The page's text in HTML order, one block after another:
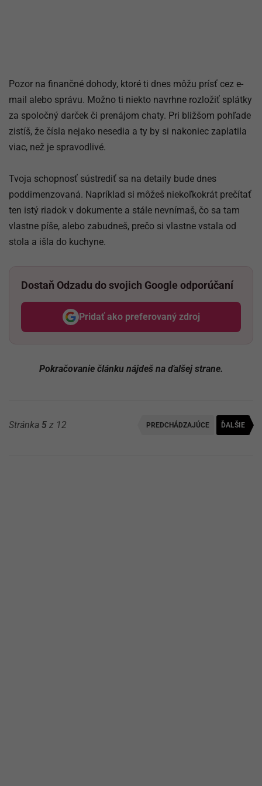
Pozor na finančné dohody, ktoré ti dnes môžu prísť cez e-
mail alebo správu. Možno ti niekto navrhne rozložiť splátky
za spoločný darček či prenájom chaty. Pri bližšom pohľade
zistíš, že čísla nejako nesedia a ty by si nakoniec zaplatila
viac, než je spravodlivé.
Tvoja schopnosť sústrediť sa na detaily bude dnes
poddimenzovaná. Napríklad si môžeš niekoľkokrát prečítať
ten istý riadok v dokumente a stále nevnímaš, čo sa tam
vlastne píše, alebo zabudneš, prečo si vlastne vstala od
stola a išla do kuchyne.
Dostaň Odzadu do svojich Google odporúčaní
Pridať ako preferovaný zdroj
Odzadu, odkaz sa otvorí v
Pokračovanie článku nájdeš na ďalšej strane.
Stránka 5 z 12 PREDCHÁDZAJÚCE ĎALŠIE